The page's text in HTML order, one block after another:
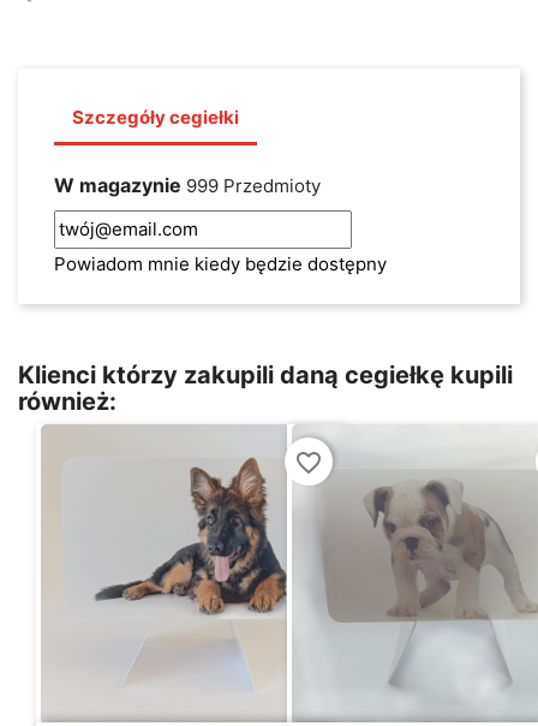
Szczegóły cegiełki
W magazynie 999 Przedmioty
Powiadom mnie kiedy będzie dostępny
Klienci którzy zakupili daną cegiełkę kupili
również:
favorite_border